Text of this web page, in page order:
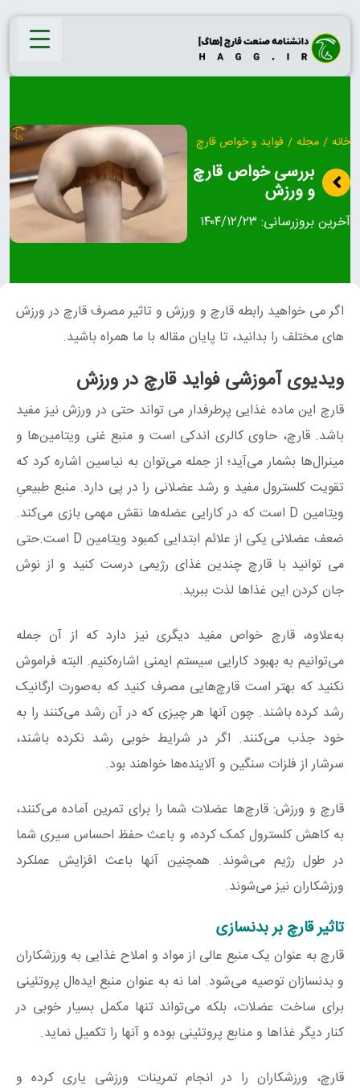
Skip
content
خانه / مجله / فواید و خواص قارچ
بررسی خواص قارچ
و ورزش
آخرین بروزرسانی: ۱۴۰۴/۱۲/۲۳
اگر می خواهید رابطه قارچ و ورزش و تاثیر مصرف قارچ در ورزش
های مختلف را بدانید، تا پایان مقاله با ما همراه باشید.
ویدیوی آموزشی فواید قارچ در ورزش
قارچ این ماده غذایی پرطرفدار می تواند حتی در ورزش نیز مفید
باشد. قارچ، حاوی کالری اندکی است و منبع غنی ویتامین‌ها و
مینرال‌ها بشمار می‌آید؛ از جمله می‌توان به نیاسین اشاره کرد که
تقویت کلسترول مفید و رشد عضلانی را در پی دارد. منبع طبیعیِ
ویتامین D است که در کارایی عضله‌ها نقش مهمی بازی می‌کند.
ضعف عضلانی یکی از علائم ابتدایی کمبود ویتامین D است.حتی
می توانید با قارچ چندین غذای رژیمی درست کنید و از نوش
جان کردن این غذاها لذت ببرید.
به‌علاوه، قارچ خواص مفید دیگری نیز دارد که از آن جمله
می‌توانیم به بهبود کارایی سیستم ایمنی اشاره‌کنیم. البته فراموش
نکنید که بهتر است قارچ‌هایی مصرف کنید که به‌صورت ارگانیک
رشد کرده باشند. چون آنها هر چیزی که در آن رشد می‌کنند را به
خود جذب می‌کنند. اگر در شرایط خوبی رشد نکرده باشند،
سرشار از فلزات سنگین و آلاینده‌ها خواهند بود.
قارچ و ورزش: قارچ‌ها عضلات شما را برای تمرین آماده می‌کنند،
به کاهش کلسترول کمک کرده، و باعث حفظ احساس سیری شما
در طول رژیم می‌شوند. همچنین آنها باعث افزایش‌ عملکرد
ورزشکاران نیز می‌شوند.
تاثیر قارچ بر بدنسازی
قارچ به عنوان یک منبع عالی از مواد و املاح غذایی به ورزشکاران
و بدنسازان توصیه می‌شود. اما نه به عنوان منبع ایده‌ال پروتئینی
برای ساخت عضلات، بلکه می‌تواند تنها مکمل بسیار خوبی در
کنار دیگر غذاها و منابع پروتئینی بوده و آنها را تکمیل نماید.
قارچ، ورزشکاران را در انجام تمرینات ورزشی یاری کرده و